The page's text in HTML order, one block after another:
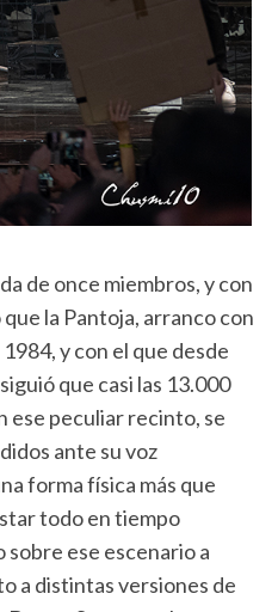
de once miembros, y con
la Pantoja, arranco con
y con el que desde
que casi las 13.000
ese peculiar recinto, se
ante su voz
forma física más que
todo en tiempo
ese escenario a
a distintas versiones de